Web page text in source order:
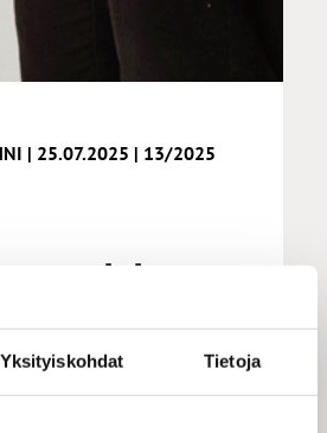
Yksityiskohdat Tietoja
| 25.07.2025 | 13/2025
tuo kalat
joka harrastaa